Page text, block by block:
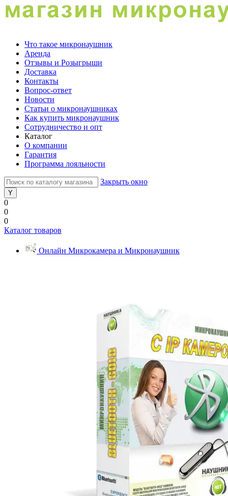
Что такое микронаушник
Аренда
Отзывы и Розыгрыши
Доставка
Контакты
Вопрос-ответ
Новости
Статьи о микронаушниках
Как купить микронаушник
Сотрудничество и опт
Каталог
О компании
Гарантия
Программа лояльности
Закрыть окно
0
0
0
Каталог товаров
Онлайн Микрокамера и Микронаушник